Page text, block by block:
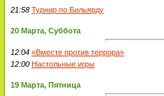
21:58 Турнир по Бильярду
20 Марта, Суббота
12:04 «Вместе против террора»
12:00 Настольные игры
19 Марта, Пятница